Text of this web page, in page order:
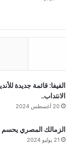
الفيفا: قائمة جديدة
الانتداب..
20 أغسطس 2024
الزمالك المصري يحسم
21 يوليو 2024